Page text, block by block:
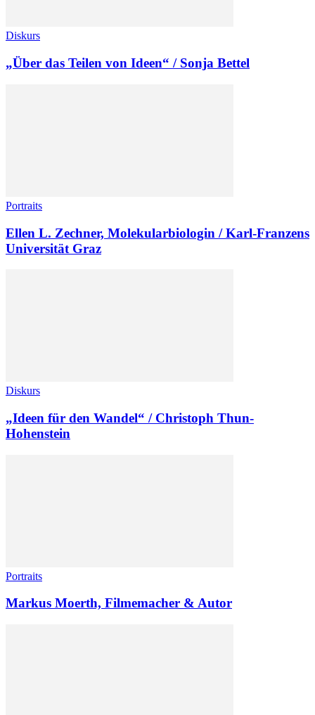
Diskurs
„Über das Teilen von Ideen“ / Sonja Bettel
Portraits
Ellen L. Zechner, Molekularbiologin / Karl-Franzens
Universität Graz
Diskurs
„Ideen für den Wandel“ / Christoph Thun-
Hohenstein
Portraits
Markus Moerth, Filmemacher & Autor